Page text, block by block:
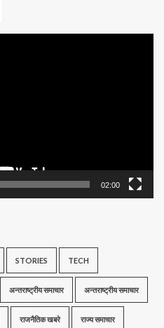
02:00
STORIES TECH
अन्तराष्ट्रीय समाचार अन्तराष्ट्रीय समाचार
राजनैतिक खबरे राज्य समाचार